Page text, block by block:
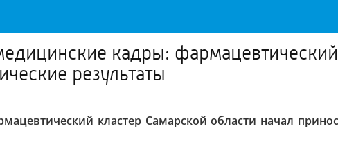
кадры: фармацевтический
результаты
кластер Самарской области начал